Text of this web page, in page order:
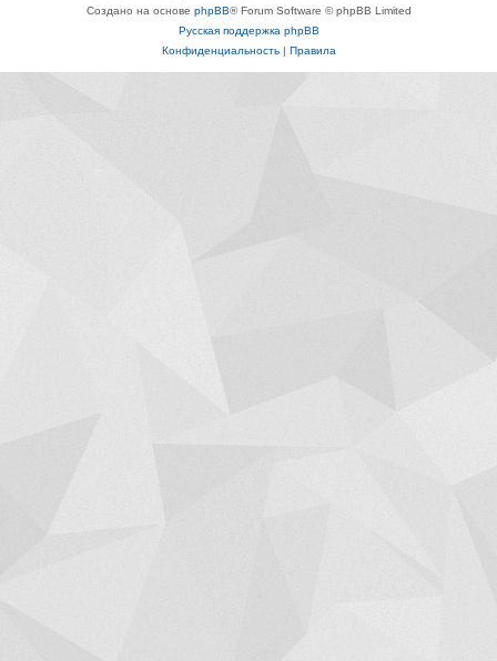
Создано на основе phpBB® Forum Software © phpBB Limited
Русская поддержка phpBB
Конфиденциальность| Правила